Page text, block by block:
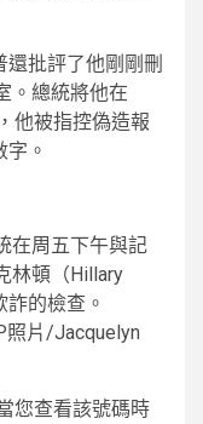
批評了他剛剛刪
。總統將他在
他被指控偽造報
。
在周五下午與記
林頓（Hillary
的檢查。
照片/Jacquelyn
您查看該號碼時